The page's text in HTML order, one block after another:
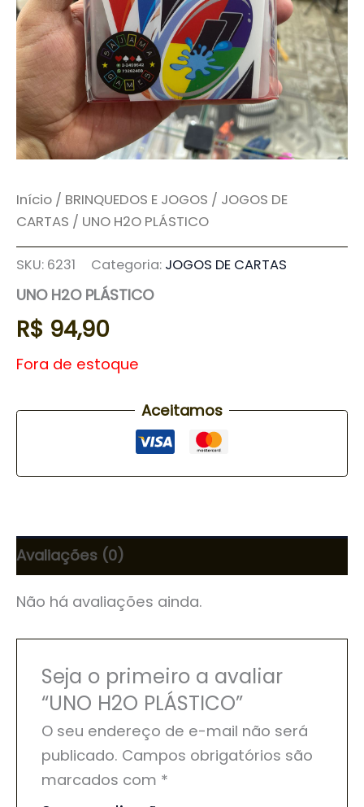
Início / BRINQUEDOS E JOGOS / JOGOS DE
CARTAS / UNO H2O PLÁSTICO
SKU: 6231 Categoria: JOGOS DE CARTAS
UNO H2O PLÁSTICO
R$ 94,90
Fora de estoque
Aceitamos
Avaliações (0)
Não há avaliações ainda.
Seja o primeiro a avaliar
“UNO H2O PLÁSTICO”
O seu endereço de e-mail não será
publicado. Campos obrigatórios são
marcados com *